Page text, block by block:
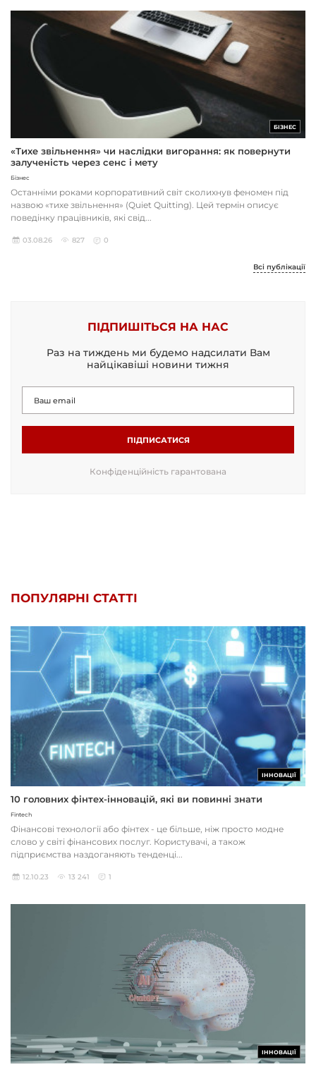
БІЗНЕС
«Тихе звільнення» чи наслідки вигорання: як повернути
залученість через сенс і мету
Бізнес
Останніми роками корпоративний світ сколихнув феномен під
назвою «тихе звільнення» (Quiet Quitting). Цей термін описує
поведінку працівників, які свід...
03.08.26 827 0
Всі публікації
ПІДПИШІТЬСЯ НА НАС
Раз на тиждень ми будемо надсилати Вам
найцікавіші новини тижня
ПІДПИСАТИСЯ
Конфіденційність гарантована
ПОПУЛЯРНІ СТАТТІ
ІННОВАЦІЇ
10 головних фінтех-інновацій, які ви повинні знати
Fintech
Фінансові технології або фінтех - це більше, ніж просто модне
слово у світі фінансових послуг. Користувачі, а також
підприємства наздоганяють тенденці...
12.10.23 13 241 1
ІННОВАЦІЇ